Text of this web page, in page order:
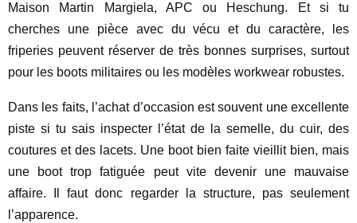
Maison Martin Margiela, APC ou Heschung. Et si tu
cherches une pièce avec du vécu et du caractère, les
friperies peuvent réserver de très bonnes surprises, surtout
pour les boots militaires ou les modèles workwear robustes.
Dans les faits, l’achat d’occasion est souvent une excellente
piste si tu sais inspecter l’état de la semelle, du cuir, des
coutures et des lacets. Une boot bien faite vieillit bien, mais
une boot trop fatiguée peut vite devenir une mauvaise
affaire. Il faut donc regarder la structure, pas seulement
l’apparence.